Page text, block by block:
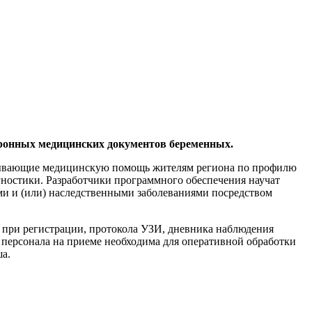
медицинских документов беременных.
медицинскую помощь жителям региона по профилю
Разработчики программного обеспечения научат
(или) наследственными заболеваниями посредством
регистрации, протокола УЗИ, дневника наблюдения
на приеме необходима для оперативной обработки